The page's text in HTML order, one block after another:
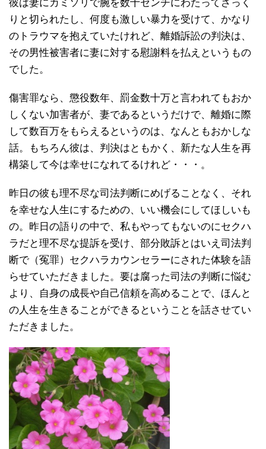
彼は妻にカミソリで腕を数十センチにわたってざっく
りと切られたし、何度も激しい暴力を受けて、かなり
のトラウマを抱えていたけれど、離婚訴訟の判決は、
その男性被害者に妻に対する慰謝料を払えというもの
でした。
傷害罪なら、懲役数年、罰金数十万と言われてもおか
しくない加害者が、妻であるというだけで、離婚に際
して数百万をもらえるというのは、なんともおかしな
話。もちろん彼は、判決はともかく、新たな人生を再
構築して今は幸せになれてるけれど・・・。
昨日の彼も理不尽な司法判断にめげることなく、それ
を幸せな人生にするための、いい機会にしてほしいも
の。昨日の語りの中で、私もやってもないのにセクハ
ラだと理不尽な提訴を受け、部分敗訴とはいえ司法判
断で（冤罪）セクハラカウンセラーにされた体験を語
らせていただきました。要は腐った司法の判断に悩む
より、自身の成長や自己信頼を高めることで、ほんと
の人生を生きることができるということを話させてい
ただきました。